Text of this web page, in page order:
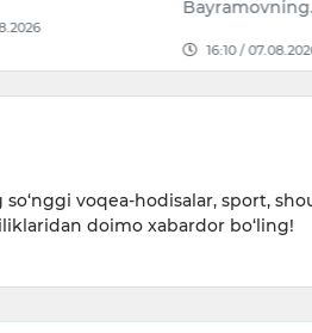
voqea-hodisalar, sport,
doimo xabardor bo‘ling!